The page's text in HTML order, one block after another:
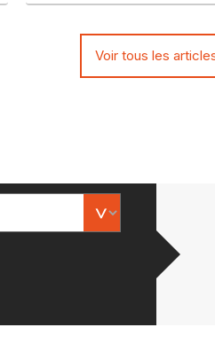
Voir tous les